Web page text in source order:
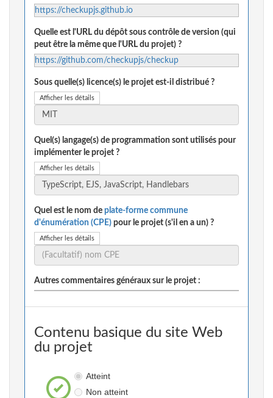
https://checkupjs.github.io
Quelle est l'URL du dépôt sous contrôle de version (qui
peut être la même que l'URL du projet) ?
https://github.com/checkupjs/checkup
Sous quelle(s) licence(s) le projet est-il distribué ?
Afficher les détails
Quel(s) langage(s) de programmation sont utilisés pour
implémenter le projet ?
Afficher les détails
Quel est le nom de plate-forme commune
d'énumération (CPE) pour le projet (s'il en a un) ?
Afficher les détails
Autres commentaires généraux sur le projet :
Contenu basique du site Web
du projet
Atteint
Non atteint